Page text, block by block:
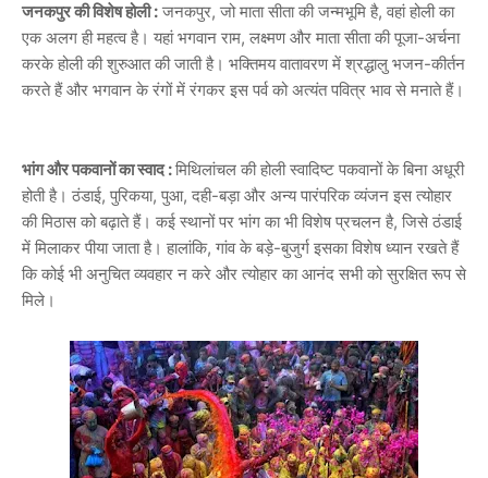
जनकपुर की विशेष होली : जनकपुर, जो माता सीता की जन्मभूमि है, वहां होली का
एक अलग ही महत्व है। यहां भगवान राम, लक्ष्मण और माता सीता की पूजा-अर्चना
करके होली की शुरुआत की जाती है। भक्तिमय वातावरण में श्रद्धालु भजन-कीर्तन
करते हैं और भगवान के रंगों में रंगकर इस पर्व को अत्यंत पवित्र भाव से मनाते हैं।
भांग और पकवानों का स्वाद :मिथिलांचल की होली स्वादिष्ट पकवानों के बिना अधूरी
होती है। ठंडाई, पुरिकया, पुआ, दही-बड़ा और अन्य पारंपरिक व्यंजन इस त्योहार
की मिठास को बढ़ाते हैं। कई स्थानों पर भांग का भी विशेष प्रचलन है, जिसे ठंडाई
में मिलाकर पीया जाता है। हालांकि, गांव के बड़े-बुजुर्ग इसका विशेष ध्यान रखते हैं
कि कोई भी अनुचित व्यवहार न करे और त्योहार का आनंद सभी को सुरक्षित रूप से
मिले।